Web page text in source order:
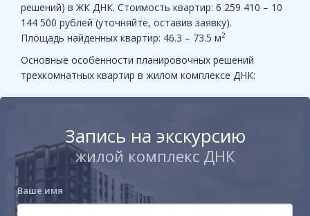
решений) в ЖК ДНК. Стоимость квартир: 6 259 410 – 10
144 500 рублей (уточняйте, оставив заявку).
Площадь найденных квартир: 46.3 – 73.5 м2
Основные особенности планировочных решений
трехкомнатных квартир в жилом комплексе ДНК:
Запись на экскурсию
жилой комплекс ДНК
Ваше имя